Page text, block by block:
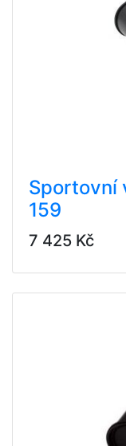
Sportovní
159
7 425 Kč